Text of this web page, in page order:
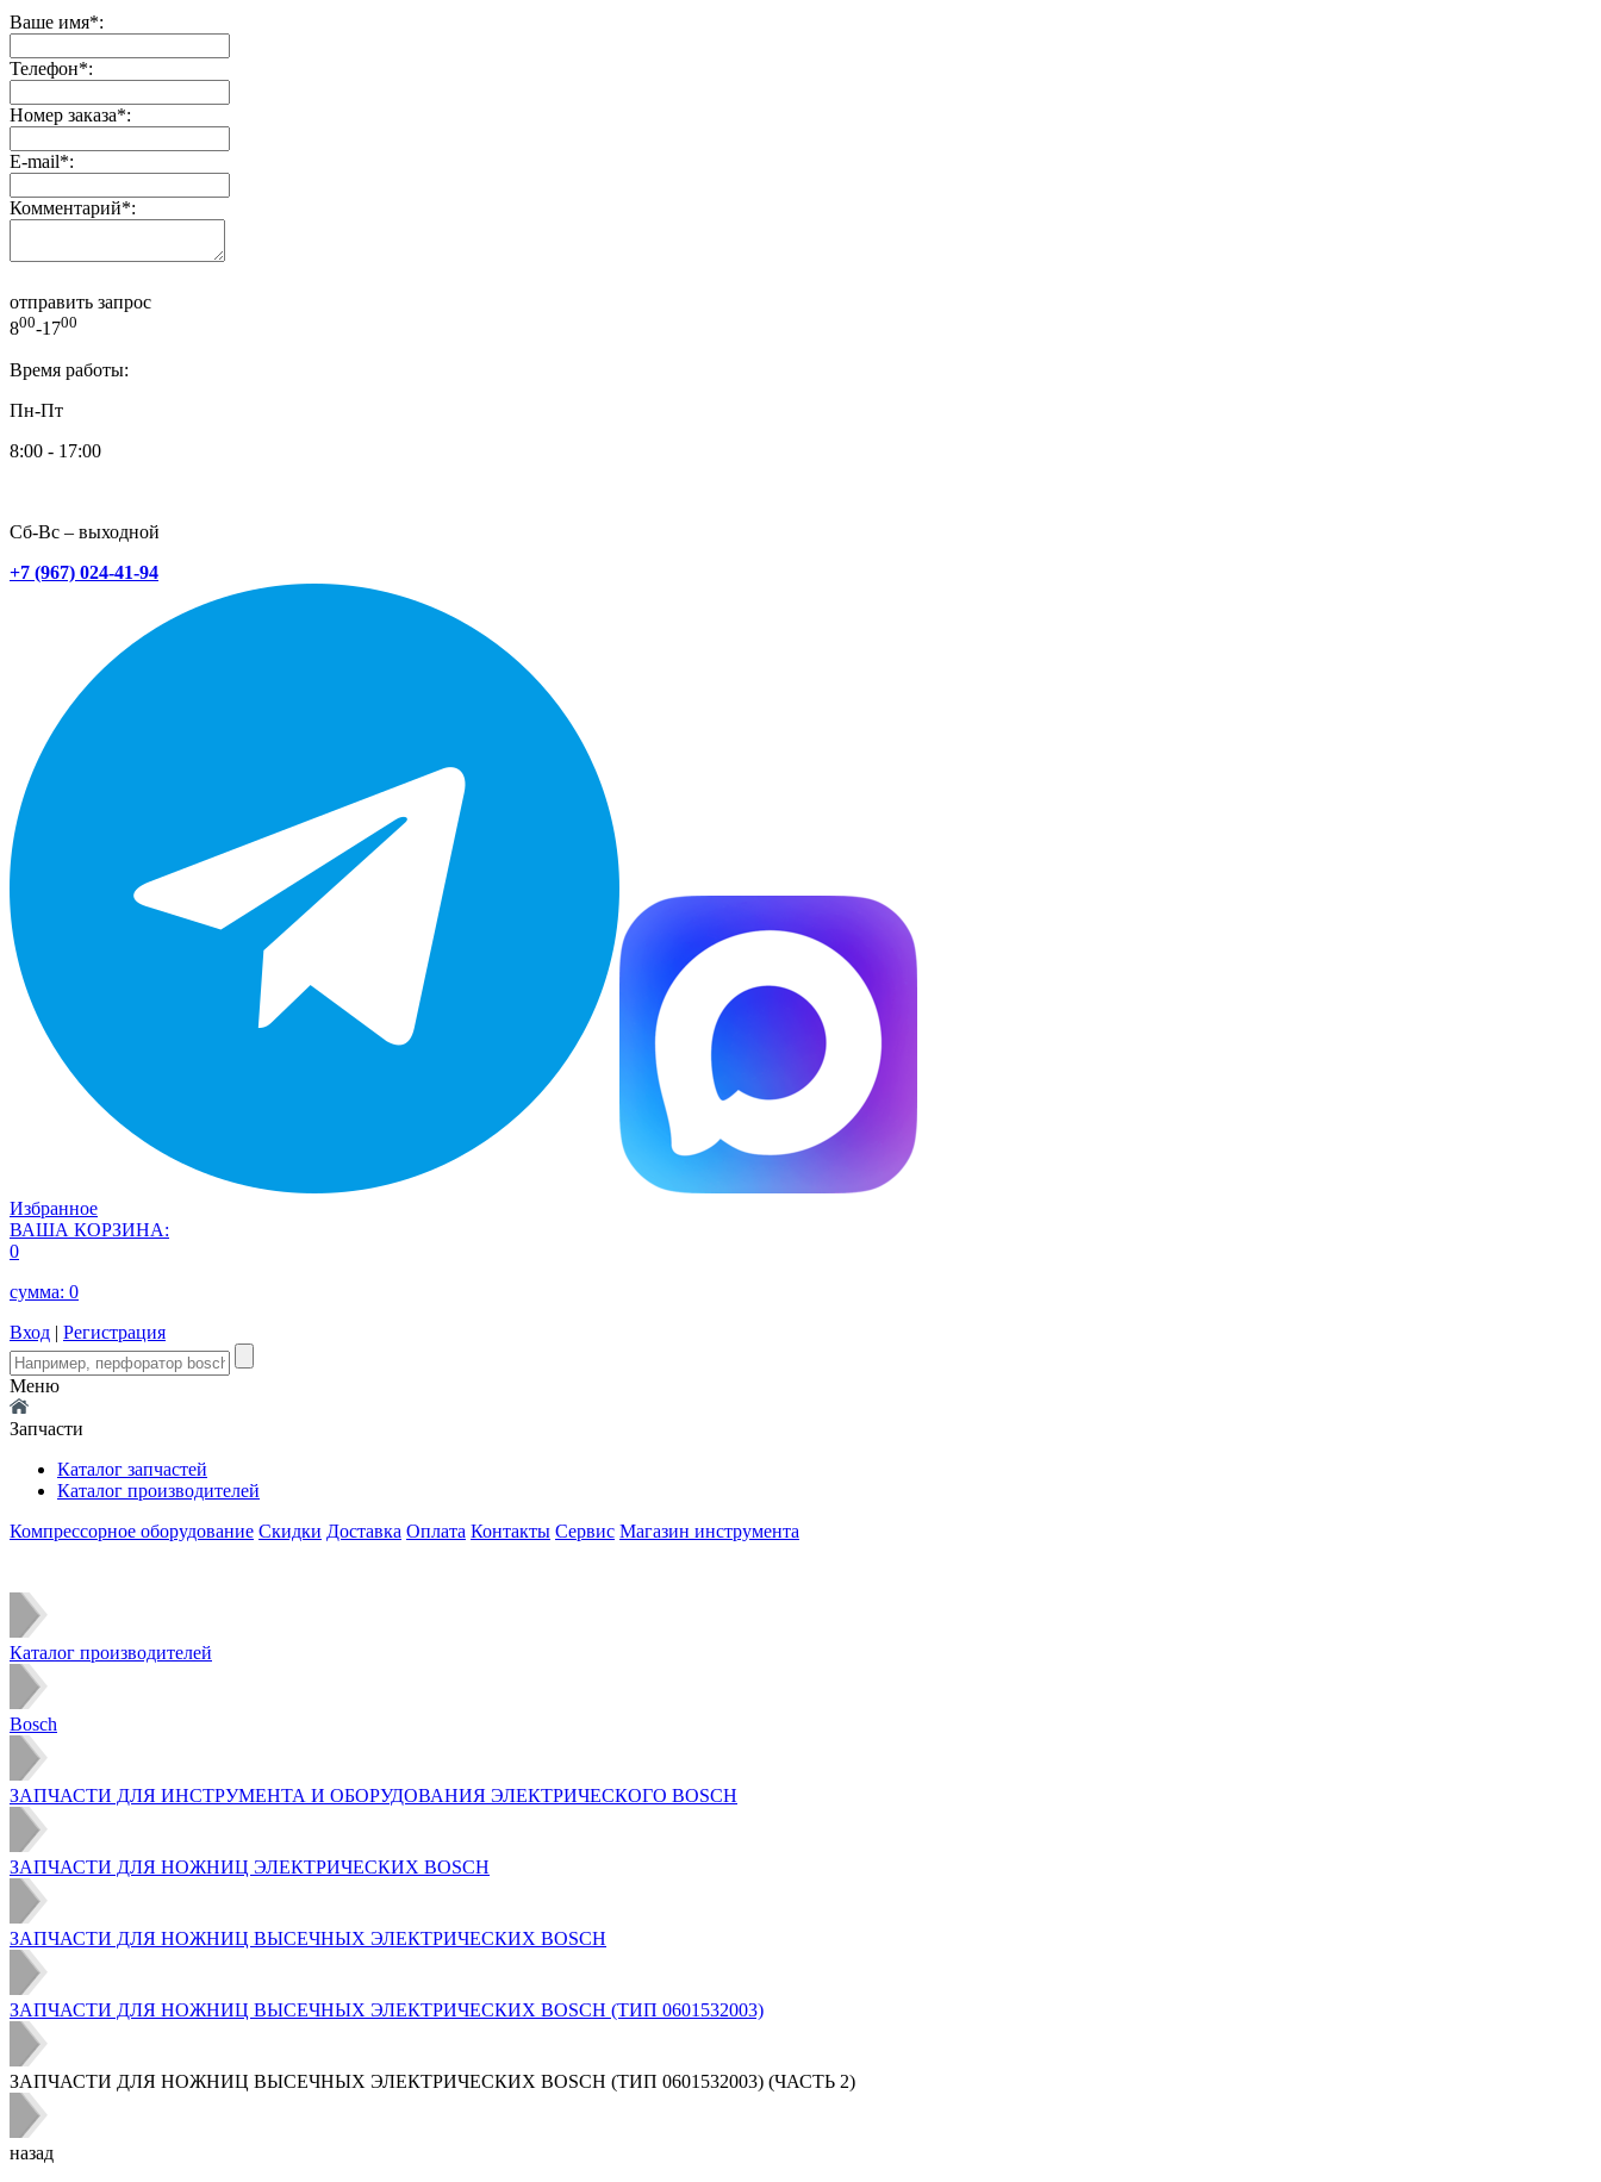
Ваше имя*:
Телефон*:
Номер заказа*:
E-mail*:
Комментарий*:
отправить запрос
800-1700
Время работы:
Пн-Пт
8:00 - 17:00
Сб-Вс – выходной
+7 (967) 024-41-94
Избранное
ВАША КОРЗИНА:
0
сумма: 0
Вход | Регистрация
Меню
Запчасти
Каталог запчастей
Каталог производителей
Компрессорное оборудование Скидки Доставка Оплата Контакты Сервис Магазин инструмента
Каталог производителей
Bosch
ЗАПЧАСТИ ДЛЯ ИНСТРУМЕНТА И ОБОРУДОВАНИЯ ЭЛЕКТРИЧЕСКОГО BOSCH
ЗАПЧАСТИ ДЛЯ НОЖНИЦ ЭЛЕКТРИЧЕСКИХ BOSCH
ЗАПЧАСТИ ДЛЯ НОЖНИЦ ВЫСЕЧНЫХ ЭЛЕКТРИЧЕСКИХ BOSCH
ЗАПЧАСТИ ДЛЯ НОЖНИЦ ВЫСЕЧНЫХ ЭЛЕКТРИЧЕСКИХ BOSCH (ТИП 0601532003)
ЗАПЧАСТИ ДЛЯ НОЖНИЦ ВЫСЕЧНЫХ ЭЛЕКТРИЧЕСКИХ BOSCH (ТИП 0601532003) (ЧАСТЬ 2)
назад